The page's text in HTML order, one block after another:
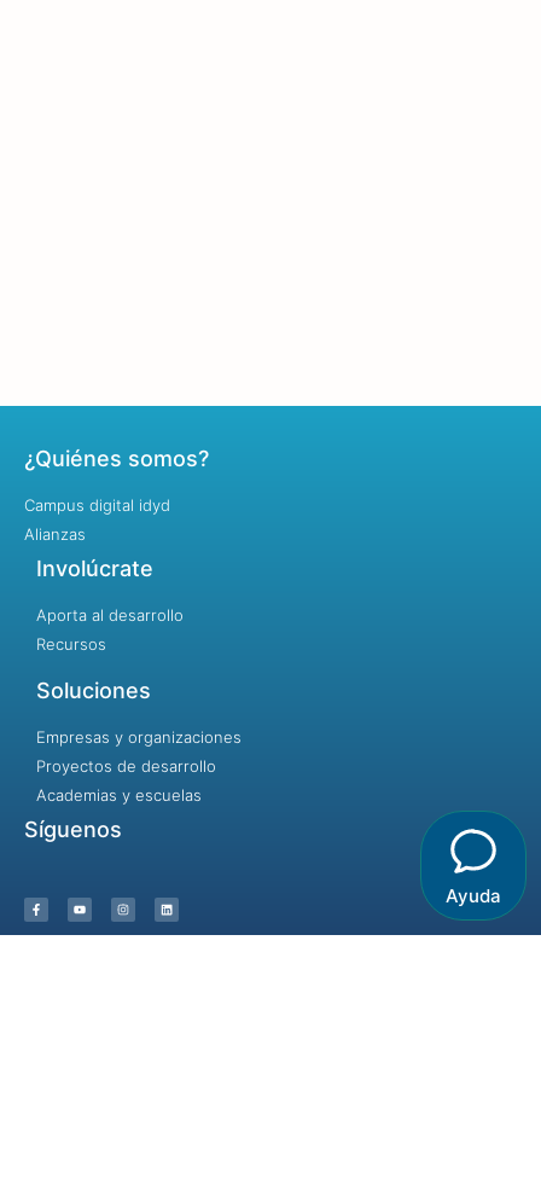
¿Quiénes somos?
Campus digital idyd
Alianzas
Involúcrate
Aporta al desarrollo
Recursos
Soluciones
Empresas y organizaciones
Proyectos de desarrollo
Academias y escuelas
Síguenos
Ayuda